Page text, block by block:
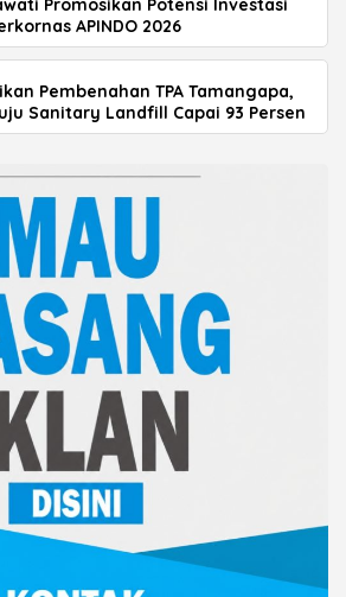
Promosikan Potensi Investasi
APINDO 2026
Pembenahan TPA Tamangapa,
Sanitary Landfill Capai 93 Persen